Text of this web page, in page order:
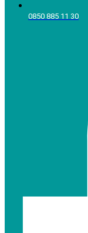
0850 885 11 30